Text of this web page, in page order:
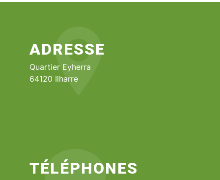
ADRESSE
Quartier Eyherra
64120 Ilharre
TÉLÉPHONES